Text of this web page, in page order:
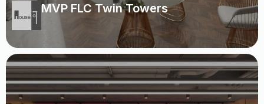
MVP FLC Twin Towers